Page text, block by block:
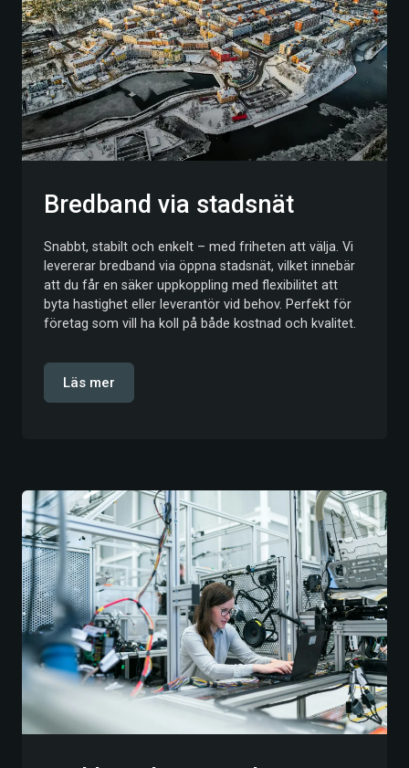
Bredband via stadsnät
Snabbt, stabilt och enkelt – med friheten att välja. Vi
levererar bredband via öppna stadsnät, vilket innebär
att du får en säker uppkoppling med flexibilitet att
byta hastighet eller leverantör vid behov. Perfekt för
företag som vill ha koll på både kostnad och kvalitet.
Läs mer